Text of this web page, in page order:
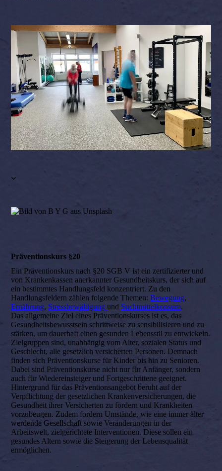
Präventionskurs §20
Ein Präventionskurs nach §20 SGB V ist ein zertifizierter und
von Krankenkassen anerkannter Gesundheitskurs, der sich auf
ein bestimmtes Handlungsfeld konzentriert. Zu den
Handlungsfeldern zählen folgende Themen:Bewegung,
Ernährung, Stressbewältigungund Suchtmittelkonsum.
Das allgemeine Ziel eines Präventionskurses ist es, das
Gesundheitsbewusstsein schrittweise zu sensibilisieren und zu
stärken, um dauerhaft einen gesunden Lebensstil zu entwickeln.
Zielgruppen sind, unabhängig vom Alter, sozialen Status und
Geschlecht, alle gesetzlich versicherten Personen. Demnach
finden sich Präventionskurse für Kinder bis hin zu Senioren.
Dabei sind Präventionskurse nicht nur für Anfänger, sondern
auch für Wiedereinsteiger und Fortgeschrittene geeignet.
Hintergrund für das Präventionsangebot beruht auf der
Verpflichtung der gesetzlichen Krankenversicherungen, die
Gesundheit ihrer Versicherten zu fördern und Krankheiten
vorzubeugen. Zudem fordern Umstände, wie eine immer älter
werdende Gesellschaft sowie Veränderungen in der
Arbeitswelt, zielgerichtete Interventionen. Diese sollen ein
gesundes Altern sowie die Steigerung der Lebensqualität
ermöglichen.